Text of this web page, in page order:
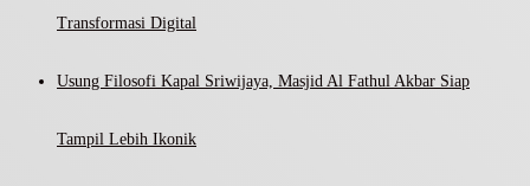
Transformasi Digital
Usung Filosofi Kapal Sriwijaya, Masjid Al Fathul Akbar Siap
Tampil Lebih Ikonik